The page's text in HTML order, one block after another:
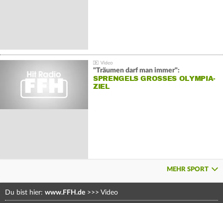
"Träumen darf man immer":
SPRENGELS GROSSES OLYMPIA-Z
IEL
MEHR SPORT
Du bist hier: www.FFH.de >>> Video